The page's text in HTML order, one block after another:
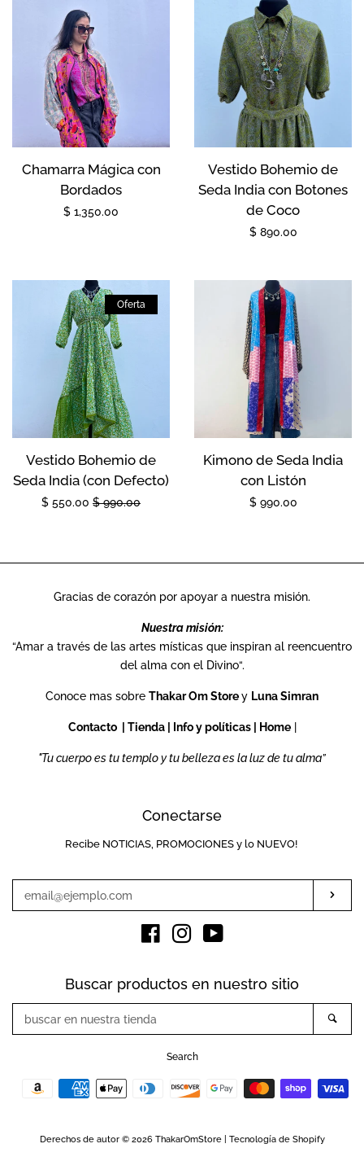
Chamarra Mágica con
Bordados
Precio
$ 1,350.00
Vestido Bohemio de
Seda India con Botones
de Coco
Precio
$ 890.00
Vestido Bohemio de
Seda India (con Defecto)
Precio
$ 550.00 Precio
$ 990.00
Oferta
Kimono de Seda India
con Listón
Precio
$ 990.00
Gracias de corazón por apoyar a nuestra misión.
Nuestra misión:
“Amar a través de las artes místicas que inspiran al reencuentro
del alma con el Divino“.
Conoce mas sobre Thakar Om Storey Luna Simran
Contacto | Tienda| Info y políticas | Home|
"Tu cuerpo es tu templo y tu belleza es la luz de tu alma”
Conectarse
Introduzca
e-
Recibe NOTICIAS, PROMOCIONES y lo NUEVO!
FacebookInstagram
Buscar productos en nuestro sitio
en
nuestra
Search
Métodos
pago
Derechos de autor © 2026 ThakarOmStore| Tecnología de Shopify